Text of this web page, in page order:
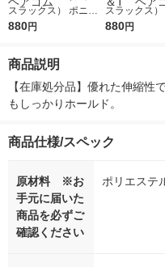
スラックス） ポニー
テールチューブ 2Ｐ
ム
880円
スラックス
テールチュ
880円
商品説明
【在庫処分品】優れた伸縮性
もしっかりホールド。
商品仕様/スペック
原材料 ※お
手元に届いた
商品を必ずご
確認ください
ポリエステ